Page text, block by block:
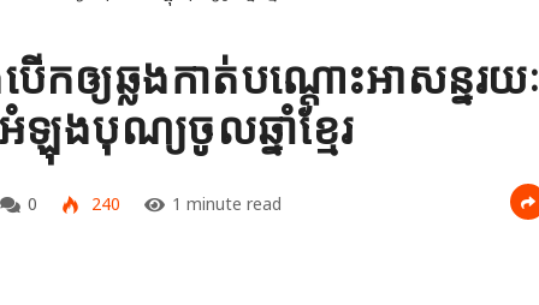
ើកឲ្យឆ្លងកាត់បណ្តោះអាសន្នរយៈ
ងបុណ្យចូលឆ្នាំខ្មែរ
0 240 1 minute read